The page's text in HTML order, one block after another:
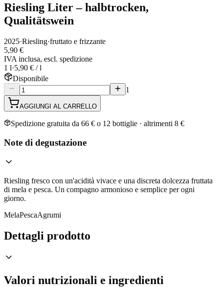
Riesling Liter – halbtrocken,
Qualitätswein
2025·Riesling·fruttato e frizzante
5,90 €
IVA inclusa, escl. spedizione
1 l·5,90 € / l
Disponibile
1
AGGIUNGI AL CARRELLO
Spedizione gratuita da 66 € o 12 bottiglie · altrimenti 8 €
Note di degustazione
Riesling fresco con un'acidità vivace e una discreta dolcezza fruttata
di mela e pesca. Un compagno armonioso e semplice per ogni
giorno.
MelaPescaAgrumi
Dettagli prodotto
Valori nutrizionali e ingredienti